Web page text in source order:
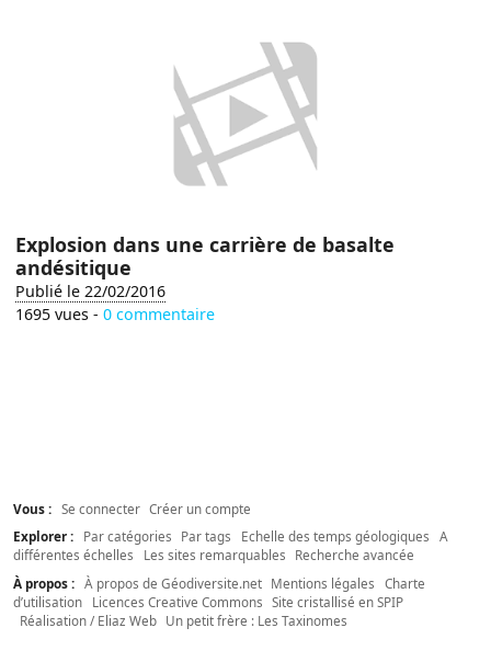
Explosion dans une carrière de basalte
andésitique
Publié le 22/02/2016
1695 vues -0 commentaire
Vous : Se connecter Créer un compte
Explorer :
Par catégories Par tags Echelle des temps géologiques
A
différentes échelles
Les sites remarquables
Recherche avancée
À propos : À propos de Géodiversite.net Mentions légales
Charte
d’utilisation
Licences Creative Commons Site cristallisé en SPIP
Réalisation / Eliaz Web Un petit frère : Les Taxinomes